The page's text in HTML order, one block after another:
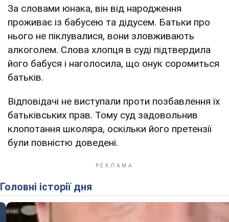
За словами юнака, він від народження
проживає із бабусею та дідусем. Батьки про
нього не піклувалися, вони зловживають
алкоголем. Слова хлопця в суді підтвердила
його бабуся і наголосила, що онук соромиться
батьків.
Відповідачі не виступали проти позбавлення їх
батьківських прав. Тому суд задовольнив
клопотання школяра, оскільки його претензії
були повністю доведені.
Головні історії дня